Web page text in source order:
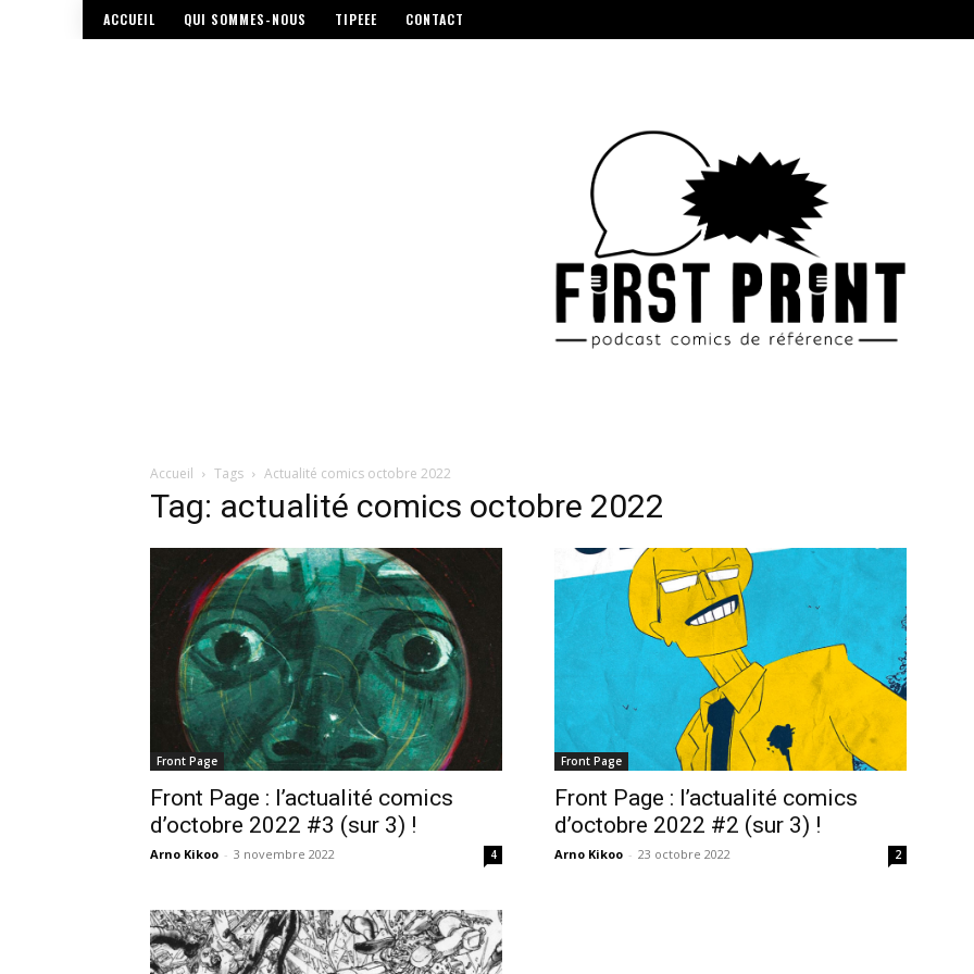
ACCUEIL QUI SOMMES-NOUS TIPEEE CONTACT
Accueil Tags Actualité comics octobre 2022
Tag: actualité comics octobre 2022
Front Page
Front Page : l’actualité comics
d’octobre 2022 #3 (sur 3) !
Arno Kikoo - 3 novembre 2022 4
Front Page
Front Page : l’actualité comics
d’octobre 2022 #2 (sur 3) !
Arno Kikoo - 23 octobre 2022 2